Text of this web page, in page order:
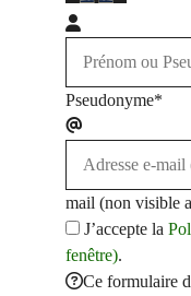
Pseudonyme*
mail (non visible
J’accepte la
fenêtre).
Ce formulaire